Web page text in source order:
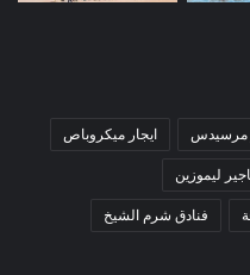
مرسيدس ايجار ميكروباص
ليموزين
فنادق شرم الشيخ